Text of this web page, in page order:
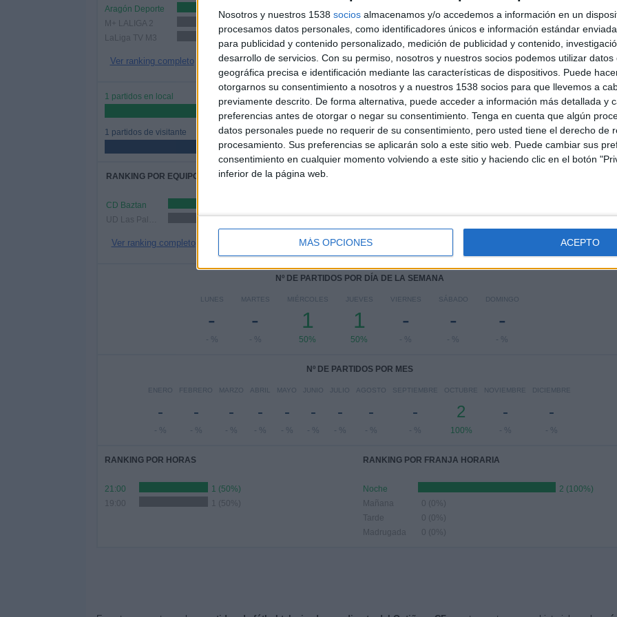
Nosotros y nuestros 1538 socios almacenamos y/o accedemos a información en un
procesamos datos personales, como identificadores únicos e información estándar
para publicidad y contenido personalizado, medición de publicidad y contenido,
desarrollo de servicios. Con su permiso, nosotros y nuestros socios podemos utilizar datos
geográfica precisa e identificación mediante las características de dispositivos. Puede
otorgarnos su consentimiento a nosotros y a nuestros 1538 socios para que llevemos a
previamente descrito. De forma alternativa, puede acceder a información más detallada y
preferencias antes de otorgar o negar su consentimiento. Tenga en cuenta que algún
datos personales puede no requerir de su consentimiento, pero usted tiene el derecho de
procesamiento. Sus preferencias se aplicarán solo a este sitio web. Puede cambiar sus
consentimiento en cualquier momento volviendo a este sitio y haciendo clic en el botón
inferior de la página web.
MÁS OPCIONES ACEPTO
Aragón Deporte
M+ LALIGA 2
1 (50%)
LaLiga TV M3
1 (50%)
Ver ranking completo
3
CANALES TV
666
SIN PARTIDO
GRATUÍTO
1
CONSECUTIVOS
1 partidos en local
1 partidos de visitante
50%
TOTAL
2
RIVALES
MÁXIMO
1
VS CD Baztan
TOTAL
1
COMPETICIONES
RANKING POR EQUIPOS
CD Baztan
Ver ranking completo
Ver ranking completo
Nº DE PARTIDOS POR DÍA DE LA SEMANA
LUNES
-
- %
MARTES
-
- %
MIÉRCOLES
1
50%
JUEVES
1
50%
VIERNES
-
- %
SÁBADO
-
- %
DOMINGO
-
- %
Nº DE PARTIDOS POR MES
ENERO
-
- %
FEBRERO
-
- %
MARZO
-
- %
ABRIL
-
- %
MAYO
-
- %
JUNIO
-
- %
JULIO
-
- %
AGOSTO
-
- %
SEPTIEMBRE
-
- %
OCTUBRE
2
100%
NOVIEMBRE
-
- %
DICIEMBRE
-
- %
RANKING POR HORAS
21:00
1 (50%)
19:00
1 (50%)
RANKING POR FRANJA HORARIA
Noche
2 (100%)
Mañana
0 (0%)
Tarde
0 (0%)
Madrugada
0 (0%)